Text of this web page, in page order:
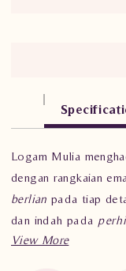
Logam Mulia
dengan rangkaian
berlian pada tiap
dan indah pada